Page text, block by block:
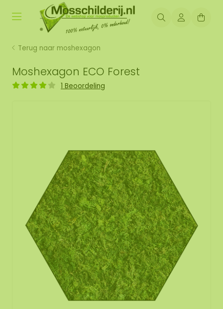
Terug naar moshexagon
Moshexagon ECO Forest
1 Beoordeling